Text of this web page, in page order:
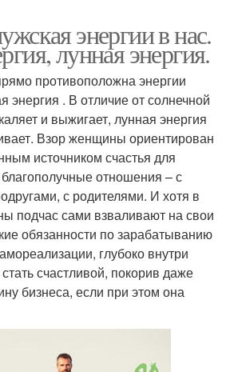
энергии в нас.
лунная энергия.
противоположна энергии
энергия . В отличие от солнечной
и выжигает, лунная энергия
Взор женщины ориентирован
источником счастья для
отношения – с
с родителями. И хотя в
подчас сами взваливают на свои
обязанности по зарабатыванию
глубоко внутри
счастливой, покорив даже
бизнеса, если при этом она